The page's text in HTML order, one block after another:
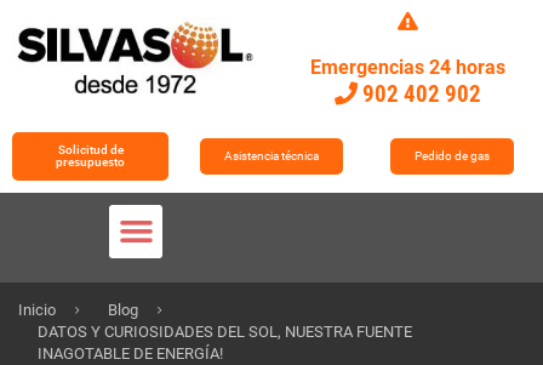
Emergencias 24 horas
902 402 902
Solicitud de
presupuesto
Asistencia técnica Pedido de gas
Inicio
Blog
DATOS Y CURIOSIDADES DEL SOL, NUESTRA FUENTE
INAGOTABLE DE ENERGÍA!